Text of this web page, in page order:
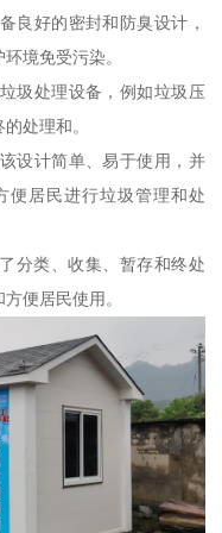
良好的密封和防臭设计，
境免受污染。
圾处理设备，例如垃圾压
处理和。
设计简单、易于使用，并
便居民进行垃圾管理和处
分类、收集、暂存和终处
便居民使用。